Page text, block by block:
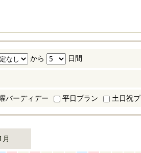
から 日間
バーディデー 平日プラン 土日祝
月